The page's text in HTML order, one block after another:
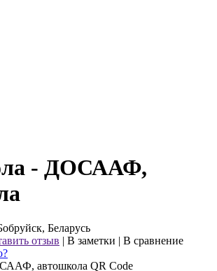
- ДОСААФ,
Беларусь
отзыв | В заметки | В сравнение